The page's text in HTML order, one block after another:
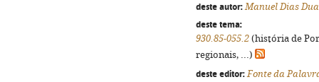
deste autor: Manuel Dias
deste tema:
930.85-055.2 (história de
regionais, ...)
deste editor: Fonte da